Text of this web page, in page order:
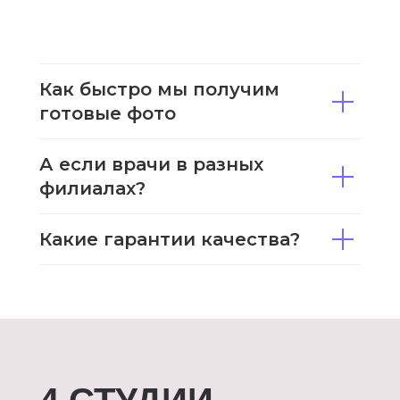
Как быстро мы получим
готовые фото
А если врачи в разных
филиалах?
Какие гарантии качества?